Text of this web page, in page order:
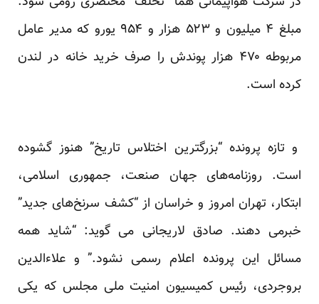
مبلغ ۴ میلیون و ۵۲۳ هزار و ۹۵۴ یورو که مدیر عامل
مربوطه ۴۷۰ هزار پوندش را صرف خرید خانه در لندن
کرده است.
و تازه پرونده “بزرگترین اختلاس تاریخ” هنوز گشوده
است. روزنامه‌های جهان صنعت، جمهوری اسلامی،
ابتکار، تهران امروز و خراسان از “کشف سرنخ‌های جدید”
خبرمی دهند. صادق لاریجانی می گوید: “شاید همه
مسائل این پرونده اعلام رسمی نشود.” و علاءالدین
بروجردی، رئیس کمیسیون امنیت ملی مجلس که یکی